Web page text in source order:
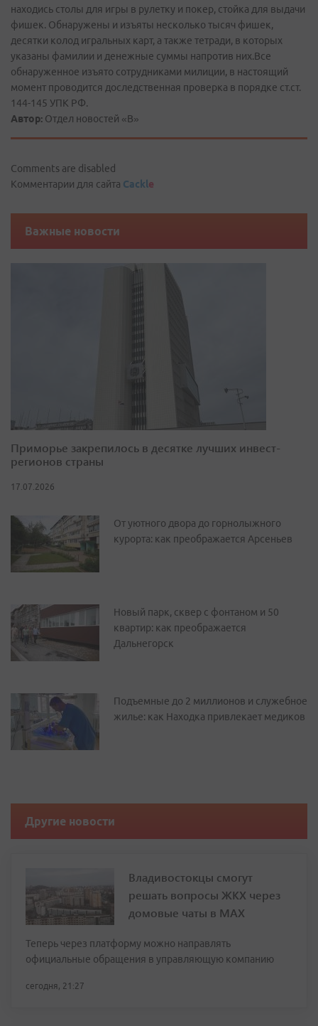
находись столы для игры в рулетку и покер, стойка для выдачи
фишек. Обнаружены и изъяты несколько тысяч фишек,
десятки колод игральных карт, а также тетради, в которых
указаны фамилии и денежные суммы напротив них.Все
обнаруженное изъято сотрудниками милиции, в настоящий
момент проводится доследственная проверка в порядке ст.ст.
144-145 УПК РФ.
Автор: Отдел новостей «В»
Comments are disabled
Комментарии для сайта Cackle
Важные новости
Приморье закрепилось в десятке лучших инвест-
регионов страны
17.07.2026
От уютного двора до горнолыжного
курорта: как преображается Арсеньев
Новый парк, сквер с фонтаном и 50
квартир: как преображается
Дальнегорск
Подъемные до 2 миллионов и служебное
жилье: как Находка привлекает медиков
Другие новости
Владивостокцы смогут
решать вопросы ЖКХ через
домовые чаты в МАХ
Теперь через платформу можно направлять
официальные обращения в управляющую компанию
сегодня, 21:27